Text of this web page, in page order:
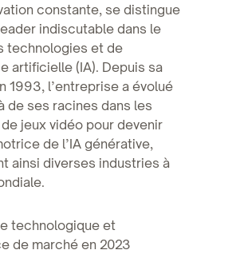
constante, se distingue
indiscutable dans le
technologies et de
artificielle (IA). Depuis sa
1993, l’entreprise a évolué
de ses racines dans les
jeux vidéo pour devenir
de l’IA générative,
ainsi diverses industries à
technologique et
de marché en 2023